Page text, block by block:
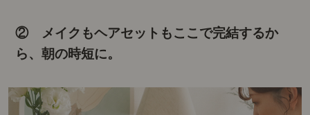
② メイクもヘアセットもここで完結するか
ら、朝の時短に。